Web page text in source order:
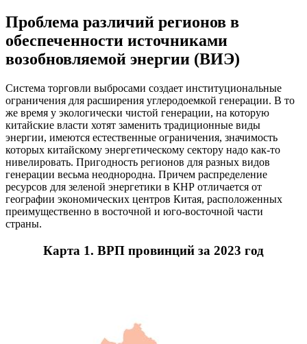
Проблема различий регионов в
обеспеченности источниками
возобновляемой энергии (ВИЭ)
Система торговли выбросами создает институциональные
ограничения для расширения углеродоемкой генерации. В то
же время у экологически чистой генерации, на которую
китайские власти хотят заменить традиционные виды
энергии, имеются естественные ограничения, значимость
которых китайскому энергетическому сектору надо как-то
нивелировать. Пригодность регионов для разных видов
генерации весьма неоднородна. Причем распределение
ресурсов для зеленой энергетики в КНР отличается от
географии экономических центров Китая, расположенных
преимущественно в восточной и юго-восточной части
страны.
Карта 1. ВРП провинций за 2023 год